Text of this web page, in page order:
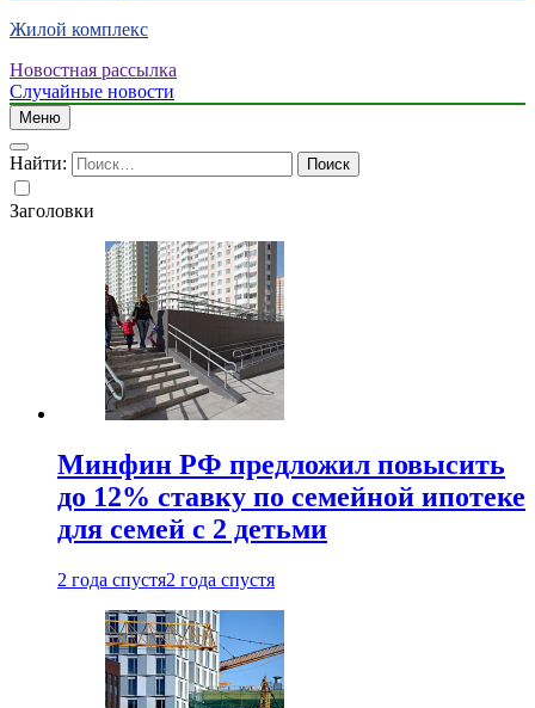
Жилой комплекс
Новостная рассылка
Случайные новости
Меню
Найти:
Заголовки
Минфин РФ предложил повысить
до 12% ставку по семейной ипотеке
для семей с 2 детьми
2 года спустя2 года спустя